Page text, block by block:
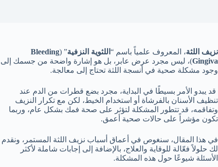
نزيف اللثة، المعروف علمياً باسم “ اللثوية النزفية” (
Bleeding
Gingiva)، ليس مجرد عرض عابر، بل هو إشارة واضحة من جسمك إلى
وجود مشكلة صحية في أنسجة اللثة تحتاج إلى معالجة.
قد يبدو الأمر بسيطًا في البداية، مجرد بضع قطرات من الدم عند
تنظيف الأسنان بالفرشاة أو استخدام الخيط، لكن مع تكرار النزيف
وتفاقمه، قد تتطور المشكلة لتؤثر على صحة فمك بشكل عام، وربما
تكون مؤشراً على حالات صحية أعمق.
في هذا المقال، سنغوص في أعماق أسباب نزيف اللثة المستمر، ونقدم
لك حلولاً فعّالة للوقاية والعلاج، بالإضافة إلى إجابات شاملة لأكثر
الأسئلة شيوعًا حول هذه المشكلة.